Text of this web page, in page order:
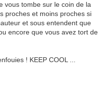
vous tombe sur le coin de la
proches et moins proches si
et sous entendent que
encore que vous avez tort de
! KEEP COOL ...